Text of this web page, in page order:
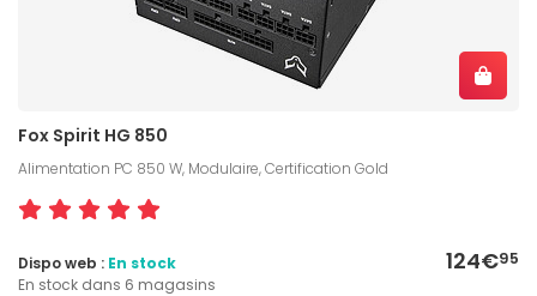
Fox Spirit HG 850
Alimentation PC 850 W, Modulaire, Certification Gold
124€95
Dispo web : En stock
En stock dans 6 magasins